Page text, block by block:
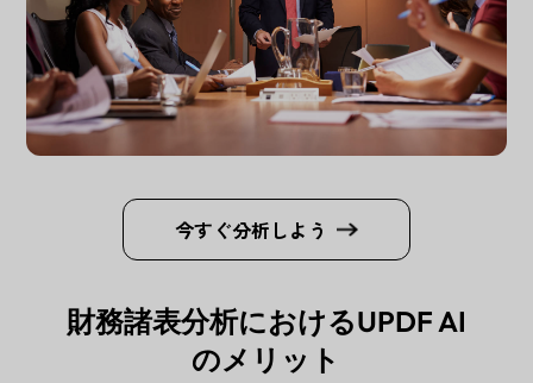
今すぐ分析しよう
財務諸表分析におけるUPDF AI
のメリット